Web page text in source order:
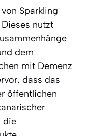
Sparkling
nutzt
dem
mit Demenz
dass das
öffentlichen
die